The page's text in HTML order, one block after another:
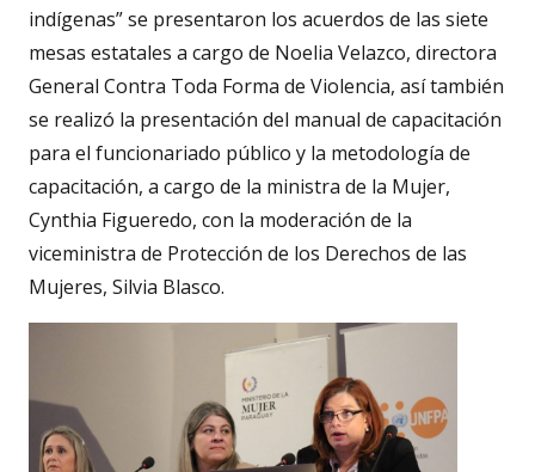
indígenas” se presentaron los acuerdos de las siete
mesas estatales a cargo de Noelia Velazco, directora
General Contra Toda Forma de Violencia, así también
se realizó la presentación del manual de capacitación
para el funcionariado público y la metodología de
capacitación, a cargo de la ministra de la Mujer,
Cynthia Figueredo, con la moderación de la
viceministra de Protección de los Derechos de las
Mujeres, Silvia Blasco.